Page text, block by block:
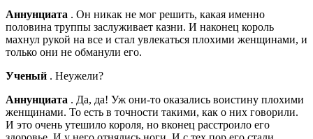
Аннунциата . Он никак не мог решить, какая именно
половина труппы заслуживает казни. И наконец король
махнул рукой на все и стал увлекаться плохими женщинами, и
только они не обманули его.
Ученый . Неужели?
Аннунциата . Да, да! Уж они-то оказались воистину плохими
женщинами. То есть в точности такими, как о них говорили.
И это очень утешило короля, но вконец расстроило его